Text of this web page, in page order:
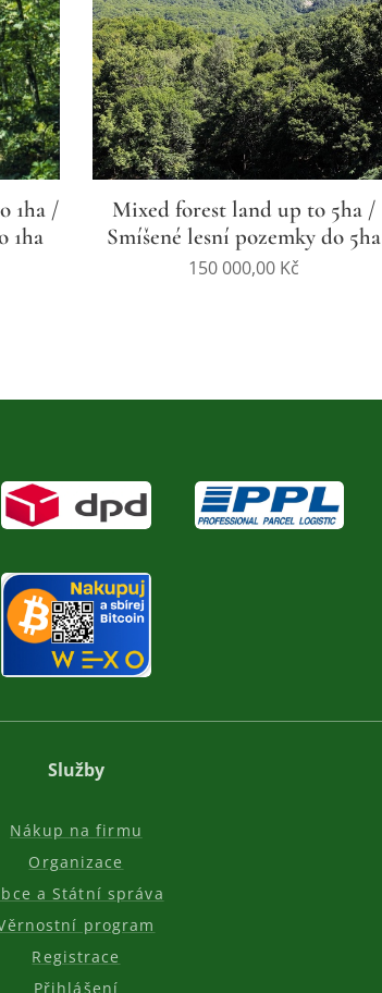
1ha /
1ha
Mixed forest land up to 5ha /
Smíšené lesní pozemky do 5ha
150 000,00Kč
Služby
Nákup na firmu
Organizace
a Státní správa
program
Registrace
Přihlášení